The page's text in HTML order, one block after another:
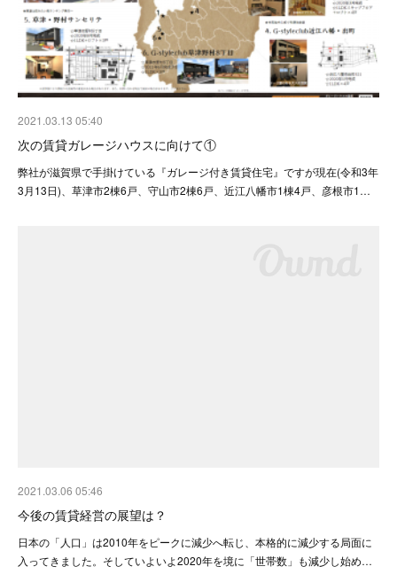
2021.03.13 05:40
次の賃貸ガレージハウスに向けて①
弊社が滋賀県で手掛けている『ガレージ付き賃貸住宅』ですが現在(令和3年
3月13日)、草津市2棟6戸、守山市2棟6戸、近江八幡市1棟4戸、彦根市1…
2021.03.06 05:46
今後の賃貸経営の展望は？
日本の「人口」は2010年をピークに減少へ転じ、本格的に減少する局面に
入ってきました。そしていよいよ2020年を境に「世帯数」も減少し始め…